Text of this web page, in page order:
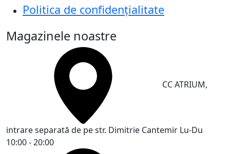
Politica de confidențialitate
Magazinele noastre
CC ATRIUM,
intrare separată de pe str. Dimitrie Cantemir Lu-Du
10:00 - 20:00